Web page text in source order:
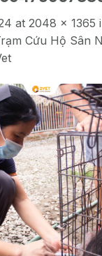
at 2048 × 1365
Cứu Hộ Sân